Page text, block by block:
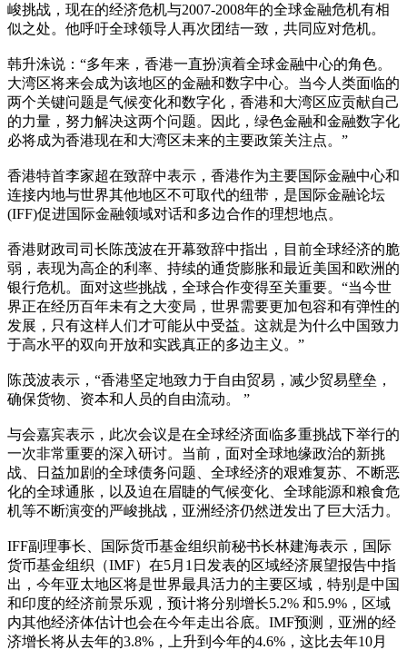
峻挑战，现在的经济危机与2007-2008年的全球金融危机有相
似之处。他呼吁全球领导人再次团结一致，共同应对危机。
韩升洙说：“多年来，香港一直扮演着全球金融中心的角色。
大湾区将来会成为该地区的金融和数字中心。当今人类面临的
两个关键问题是气候变化和数字化，香港和大湾区应贡献自己
的力量，努力解决这两个问题。因此，绿色金融和金融数字化
必将成为香港现在和大湾区未来的主要政策关注点。”
香港特首李家超在致辞中表示，香港作为主要国际金融中心和
连接内地与世界其他地区不可取代的纽带，是国际金融论坛
(IFF)促进国际金融领域对话和多边合作的理想地点。
香港财政司司长陈茂波在开幕致辞中指出，目前全球经济的脆
弱，表现为高企的利率、持续的通货膨胀和最近美国和欧洲的
银行危机。面对这些挑战，全球合作变得至关重要。“当今世
界正在经历百年未有之大变局，世界需要更加包容和有弹性的
发展，只有这样人们才可能从中受益。这就是为什么中国致力
于高水平的双向开放和实践真正的多边主义。”
陈茂波表示，“香港坚定地致力于自由贸易，减少贸易壁垒，
确保货物、资本和人员的自由流动。 ”
与会嘉宾表示，此次会议是在全球经济面临多重挑战下举行的
一次非常重要的深入研讨。当前，面对全球地缘政治的新挑
战、日益加剧的全球债务问题、全球经济的艰难复苏、不断恶
化的全球通胀，以及迫在眉睫的气候变化、全球能源和粮食危
机等不断演变的严峻挑战，亚洲经济仍然迸发出了巨大活力。
IFF副理事长、国际货币基金组织前秘书长林建海表示，国际
货币基金组织（IMF）在5月1日发表的区域经济展望报告中指
出，今年亚太地区将是世界最具活力的主要区域，特别是中国
和印度的经济前景乐观，预计将分别增长5.2% 和5.9%，区域
内其他经济体估计也会在今年走出谷底。IMF预测，亚洲的经
济增长将从去年的3.8%，上升到今年的4.6%，这比去年10月